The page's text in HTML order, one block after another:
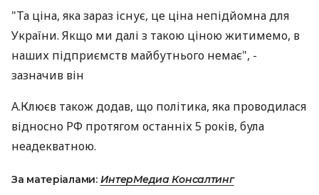
"Та ціна, яка зараз існує, це ціна непідйомна для
України. Якщо ми далі з такою ціною житимемо, в
наших підприємств майбутнього немає", -
зазначив він
А.Клюєв також додав, що політика, яка проводилася
відносно РФ протягом останніх 5 років, була
неадекватною.
За матеріалами: ИнтерМедиа Консалтинг